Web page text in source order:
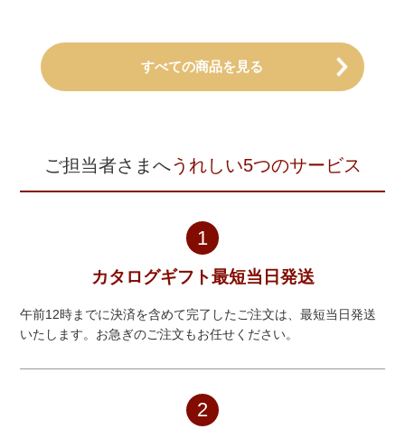
すべての商品を見る
ご担当者さまへうれしい5つのサービス
1
カタログギフト最短当日発送
午前12時までに決済を含めて完了したご注文は、最短当日発送
いたします。お急ぎのご注文もお任せください。
2